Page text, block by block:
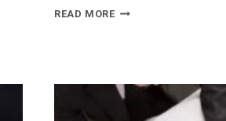
READ MOREINVESTIR